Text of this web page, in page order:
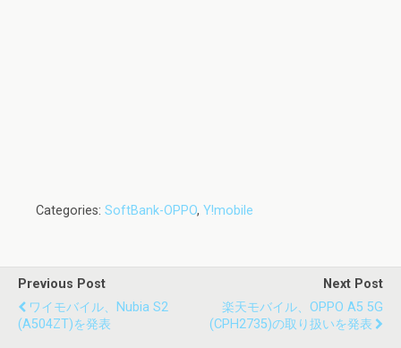
Categories: SoftBank-OPPO, Y!mobile
Previous Post
ワイモバイル、nubia S2
(A504ZT)を発表
Next Post
楽天モバイル、OPPO A5 5G
(CPH2735)の取り扱いを発表